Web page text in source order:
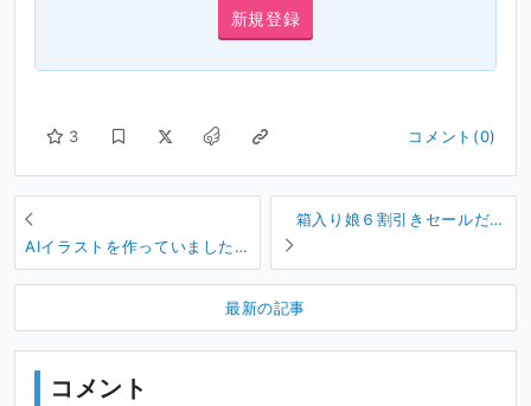
新規登録
3 コメント(0)
AIイラストを作っていました
よ💗
箱入り娘６割引きセールだけ
最新の記事
コメント